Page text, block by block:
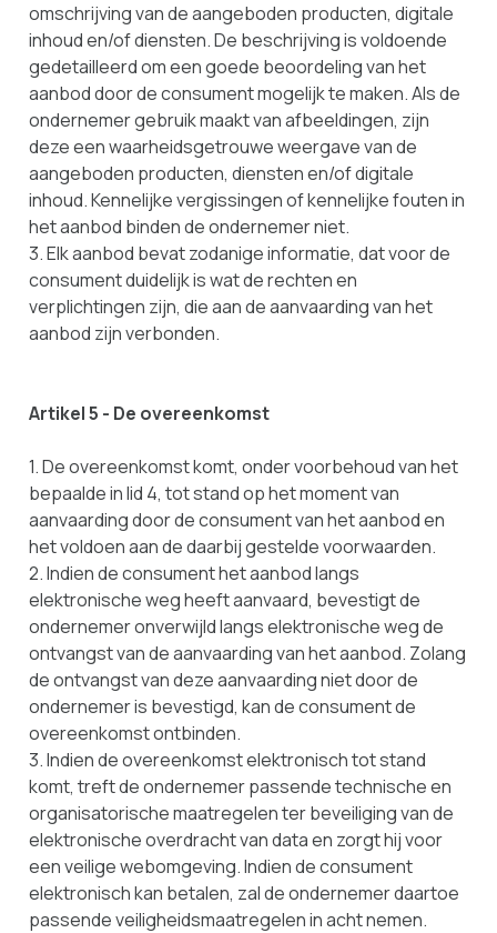
omschrijving van de aangeboden producten, digitale
inhoud en/of diensten. De beschrijving is voldoende
gedetailleerd om een goede beoordeling van het
aanbod door de consument mogelijk te maken. Als de
ondernemer gebruik maakt van afbeeldingen, zijn
deze een waarheidsgetrouwe weergave van de
aangeboden producten, diensten en/of digitale
inhoud. Kennelijke vergissingen of kennelijke fouten in
het aanbod binden de ondernemer niet.
3. Elk aanbod bevat zodanige informatie, dat voor de
consument duidelijk is wat de rechten en
verplichtingen zijn, die aan de aanvaarding van het
aanbod zijn verbonden.
Artikel 5 - De overeenkomst
1. De overeenkomst komt, onder voorbehoud van het
bepaalde in lid 4, tot stand op het moment van
aanvaarding door de consument van het aanbod en
het voldoen aan de daarbij gestelde voorwaarden.
2. Indien de consument het aanbod langs
elektronische weg heeft aanvaard, bevestigt de
ondernemer onverwijld langs elektronische weg de
ontvangst van de aanvaarding van het aanbod. Zolang
de ontvangst van deze aanvaarding niet door de
ondernemer is bevestigd, kan de consument de
overeenkomst ontbinden.
3. Indien de overeenkomst elektronisch tot stand
komt, treft de ondernemer passende technische en
organisatorische maatregelen ter beveiliging van de
elektronische overdracht van data en zorgt hij voor
een veilige webomgeving. Indien de consument
elektronisch kan betalen, zal de ondernemer daartoe
passende veiligheidsmaatregelen in acht nemen.